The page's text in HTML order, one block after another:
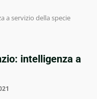
a servizio della specie
intelligenza a